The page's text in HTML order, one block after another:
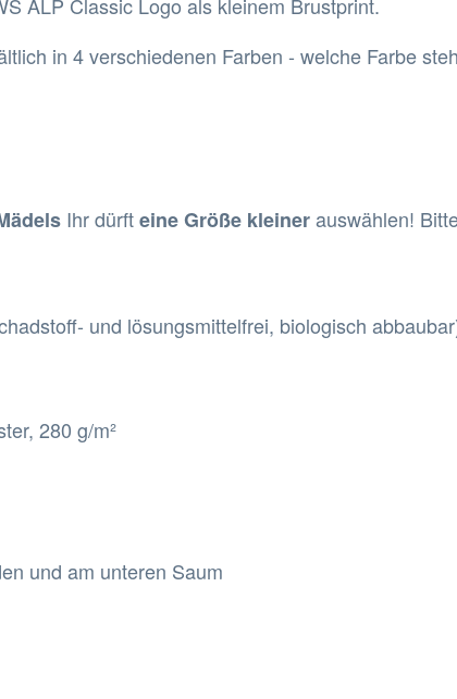
in 4 verschiedenen Farben - welche Farbe
Ihr dürfteine Größe kleinerauswählen!
und lösungsmittelfrei, biologisch
280 g/m²
und am unteren Saum